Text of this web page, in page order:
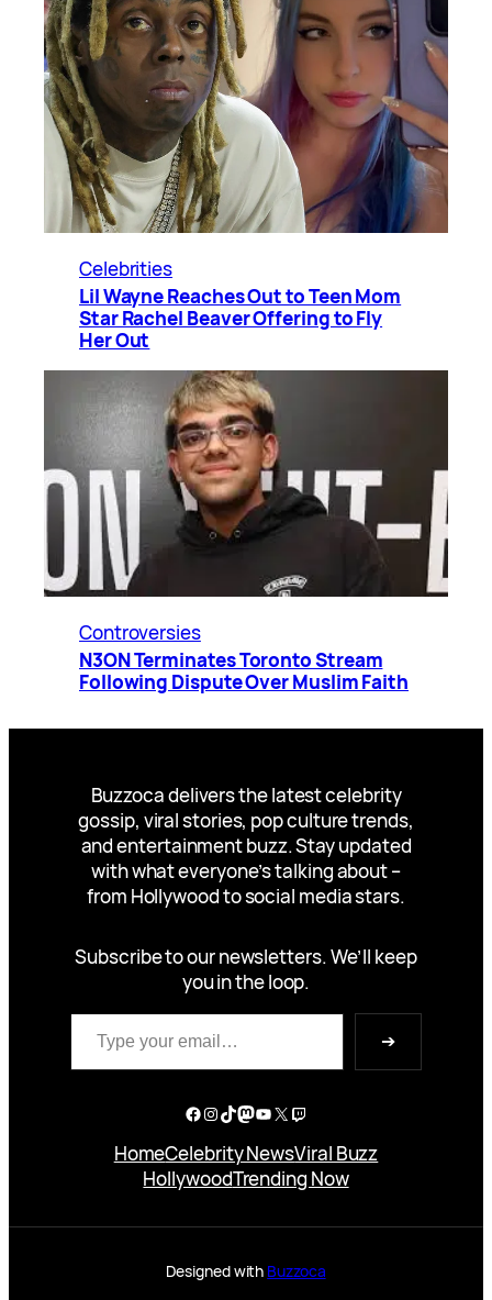
Celebrities
Lil Wayne Reaches Out to Teen Mom
Star Rachel Beaver Offering to Fly
Her Out
Controversies
N3ON Terminates Toronto Stream
Following Dispute Over Muslim Faith
Buzzoca delivers the latest celebrity
gossip, viral stories, pop culture trends,
and entertainment buzz. Stay updated
with what everyone’s talking about –
from Hollywood to social media stars.
Subscribe to our newsletters. We’ll keep
you in the loop.
Type your email…
➔
Facebook
Instagram
TikTok
Mastodon
YouTube
X Twitch
HomeCelebrity NewsViral Buzz
HollywoodTrending Now
Designed with Buzzoca